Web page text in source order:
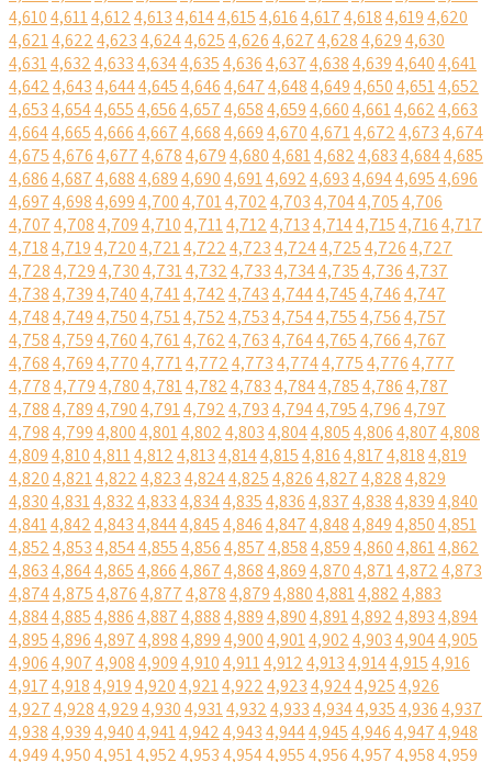
4,6104,6114,6124,6134,6144,6154,6164,6174,6184,6194,620
4,6214,6224,6234,6244,6254,6264,6274,6284,6294,630
4,6314,6324,6334,6344,6354,6364,6374,6384,6394,6404,641
4,6424,6434,6444,6454,6464,6474,6484,6494,6504,6514,652
4,6534,6544,6554,6564,6574,6584,6594,6604,6614,6624,663
4,6644,6654,6664,6674,6684,6694,6704,6714,6724,6734,674
4,6754,6764,6774,6784,6794,6804,6814,6824,6834,6844,685
4,6864,6874,6884,6894,6904,6914,6924,6934,6944,6954,696
4,6974,6984,6994,7004,7014,7024,7034,7044,7054,706
4,7074,7084,7094,7104,7114,7124,7134,7144,7154,7164,717
4,7184,7194,7204,7214,7224,7234,7244,7254,7264,727
4,7284,7294,7304,7314,7324,7334,7344,7354,7364,737
4,7384,7394,7404,7414,7424,7434,7444,7454,7464,747
4,7484,7494,7504,7514,7524,7534,7544,7554,7564,757
4,7584,7594,7604,7614,7624,7634,7644,7654,7664,767
4,7684,7694,7704,7714,7724,7734,7744,7754,7764,777
4,7784,7794,7804,7814,7824,7834,7844,7854,7864,787
4,7884,7894,7904,7914,7924,7934,7944,7954,7964,797
4,7984,7994,8004,8014,8024,8034,8044,8054,8064,8074,808
4,8094,8104,8114,8124,8134,8144,8154,8164,8174,8184,819
4,8204,8214,8224,8234,8244,8254,8264,8274,8284,829
4,8304,8314,8324,8334,8344,8354,8364,8374,8384,8394,840
4,8414,8424,8434,8444,8454,8464,8474,8484,8494,8504,851
4,8524,8534,8544,8554,8564,8574,8584,8594,8604,8614,862
4,8634,8644,8654,8664,8674,8684,8694,8704,8714,8724,873
4,8744,8754,8764,8774,8784,8794,8804,8814,8824,883
4,8844,8854,8864,8874,8884,8894,8904,8914,8924,8934,894
4,8954,8964,8974,8984,8994,9004,9014,9024,9034,9044,905
4,9064,9074,9084,9094,9104,9114,9124,9134,9144,9154,916
4,9174,9184,9194,9204,9214,9224,9234,9244,9254,926
4,9274,9284,9294,9304,9314,9324,9334,9344,9354,9364,937
4,9384,9394,9404,9414,9424,9434,9444,9454,9464,9474,948
4,9494,9504,9514,9524,9534,9544,9554,9564,9574,9584,959